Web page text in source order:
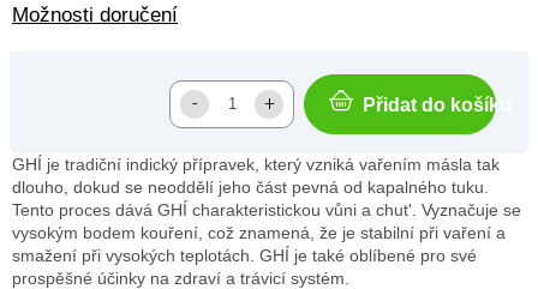
Možnosti doručení
Přidat do košíku
GHÍ je tradiční indický přípravek, který vzniká vařením másla tak
dlouho, dokud se neoddělí jeho část pevná od kapalného tuku.
Tento proces dává GHÍ charakteristickou vůni a chut'. Vyznačuje se
vysokým bodem kouření, což znamená, že je stabilní při vaření a
smažení při vysokých teplotách. GHÍ je také oblíbené pro své
prospěšné účinky na zdraví a trávicí systém.